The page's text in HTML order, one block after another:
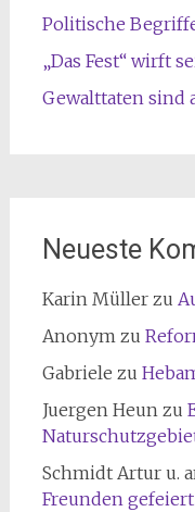
Politische
„Das Fest“ wirft
Gewalttaten sind
Neueste
Karin Müllerzu
Anonymzu
Gabriele zu
Juergen Heunzu
Schmidt Artur u.
Freunden gefeiert